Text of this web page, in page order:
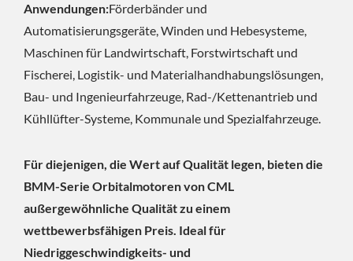
Anwendungen:Förderbänder und
Automatisierungsgeräte, Winden und Hebesysteme,
Maschinen für Landwirtschaft, Forstwirtschaft und
Fischerei, Logistik- und Materialhandhabungslösungen,
Bau- und Ingenieurfahrzeuge, Rad-/Kettenantrieb und
Kühllüfter-Systeme, Kommunale und Spezialfahrzeuge.
Für diejenigen, die Wert auf Qualität legen, bieten die
BMM-Serie Orbitalmotoren von CML
außergewöhnliche Qualität zu einem
wettbewerbsfähigen Preis. Ideal für
Niedriggeschwindigkeits- und